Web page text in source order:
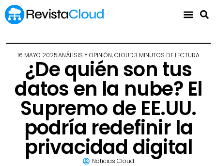
16 MAYO 2025ANÁLISIS Y OPINIÓN,CLOUD3 MINUTOS DE LECTURA
¿De quién son tus
datos en la nube? El
Supremo de EE.UU.
podría redefinir la
privacidad digital
Noticias Cloud